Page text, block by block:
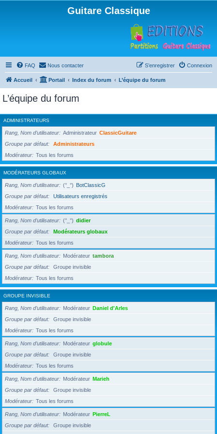
Guitare Classique
FAQ Nous contacter Connexion
S’enregistrer
Accueil Portail Index du forum L’équipe du forum
L’équipe du forum
ADMINISTRATEURS
Rang, Nom d’utilisateur Administrateur ClassicGuitare
Groupe par défaut
Administrateurs
Modérateur
Tous les forums
MODÉRATEURS GLOBAUX
Rang, Nom d’utilisateur (°_°) BotClassicG
Groupe par défaut
Utilisateurs enregistrés
Modérateur
Tous les forums
Rang, Nom d’utilisateur (°_°) didier
Groupe par défaut
Modérateurs globaux
Modérateur
Tous les forums
Rang, Nom d’utilisateur Modérateur tambora
Groupe par défaut
Groupe invisible
Modérateur
Tous les forums
GROUPE INVISIBLE
Rang, Nom d’utilisateur Modérateur Daniel d'Arles
Groupe par défaut
Groupe invisible
Modérateur
Tous les forums
Rang, Nom d’utilisateur Modérateur globule
Groupe par défaut
Groupe invisible
Modérateur
Tous les forums
Rang, Nom d’utilisateur Modérateur Marieh
Groupe par défaut
Groupe invisible
Modérateur
Tous les forums
Rang, Nom d’utilisateur Modérateur PierreL
Groupe par défaut
Groupe invisible